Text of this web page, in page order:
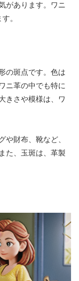
があります。ワニ
。
の斑点です。色は
ニ革の中でも特に
きさや模様は、ワ
や財布、靴など、
た、玉斑は、革製